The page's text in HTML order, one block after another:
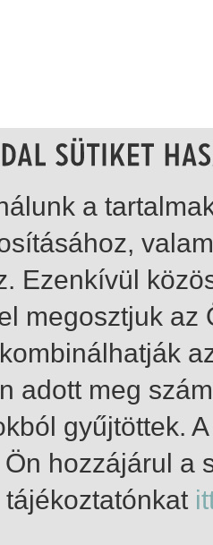
a
Ezenkívül
megosztjuk
adott meg
gyűjtöttek.
hozzájárul a